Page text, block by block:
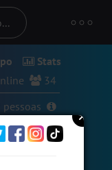
Stats
34
pessoas
pessoas